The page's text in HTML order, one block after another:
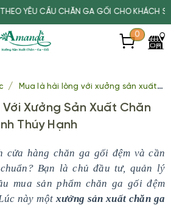
CẦU CHĂN GA GỐI CHO KHÁCH SẠN,
0
/ Mua là hài lòng với xưởng sản xuất chăn ga gối đệm Thanh Thúy Hạnh
Với Xưởng Sản Xuất Chăn
Thúy Hạnh
cửa hàng chăn ga gối đệm và cần
Bạn là chủ đầu tư, quản lý
mua sản phẩm chăn ga gối đệm
này mộtxưởng sản xuất chăn ga